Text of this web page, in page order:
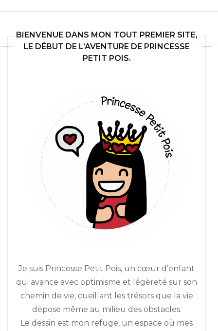
BIENVENUE DANS MON TOUT PREMIER SITE,
LE DÉBUT DE L’AVENTURE DE PRINCESSE
PETIT POIS.
Je suis Princesse Petit Pois, un cœur d’enfant
qui avance avec optimisme et légèreté sur son
chemin de vie, cueillant les trésors que la vie
dépose même au milieu des obstacles.
Le dessin est mon refuge, un espace où mes